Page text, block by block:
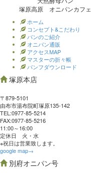
塚原高原 オニパンカフェ
ホーム
コンセプト&こだわり
パンのご紹介
オニパン通販
アクセスMAP
マスターの折々帳
パンフダウンロード
塚原本店
〒879-5101
由布市湯布院町塚原135-142
TEL:0977‐85-5214
FAX:0977‐85-5216
11:00～16:00
定休日 火・水
※祝日は営業致します。
google map→
別府オニパン号